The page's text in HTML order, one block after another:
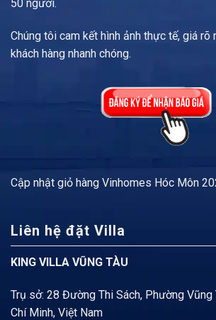
50 người.
Chúng tôi cam kết hình ảnh thực tế, giá rõ
khách hàng nhanh chóng.
Cập nhật giỏ hàng Vinhomes Hóc Môn
Liên hệ đặt Villa
KING VILLA VŨNG TÀU
Trụ sở: 28 Đường Thi Sách, Phường Vũng
Chí Minh, Việt Nam